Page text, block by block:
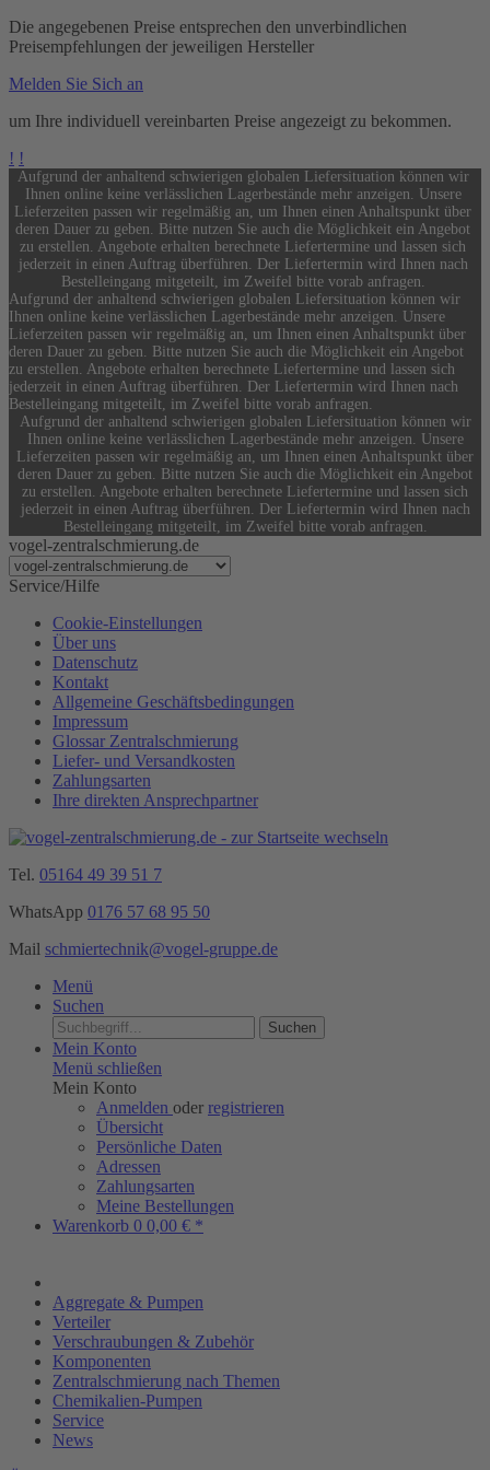
Die angegebenen Preise entsprechen den unverbindlichen
Preisempfehlungen der jeweiligen Hersteller
Melden Sie Sich an
um Ihre individuell vereinbarten Preise angezeigt zu bekommen.
! !
Aufgrund der anhaltend schwierigen globalen Liefersituation können wir
Ihnen online keine verlässlichen Lagerbestände mehr anzeigen. Unsere
Lieferzeiten passen wir regelmäßig an, um Ihnen einen Anhaltspunkt über
deren Dauer zu geben. Bitte nutzen Sie auch die Möglichkeit ein Angebot
zu erstellen. Angebote erhalten berechnete Liefertermine und lassen sich
jederzeit in einen Auftrag überführen. Der Liefertermin wird Ihnen nach
Bestelleingang mitgeteilt, im Zweifel bitte vorab anfragen.
Aufgrund der anhaltend schwierigen globalen Liefersituation können wir
Ihnen online keine verlässlichen Lagerbestände mehr anzeigen. Unsere
Lieferzeiten passen wir regelmäßig an, um Ihnen einen Anhaltspunkt über
deren Dauer zu geben. Bitte nutzen Sie auch die Möglichkeit ein Angebot
zu erstellen. Angebote erhalten berechnete Liefertermine und lassen sich
jederzeit in einen Auftrag überführen. Der Liefertermin wird Ihnen nach
Bestelleingang mitgeteilt, im Zweifel bitte vorab anfragen.
Aufgrund der anhaltend schwierigen globalen Liefersituation können wir
Ihnen online keine verlässlichen Lagerbestände mehr anzeigen. Unsere
Lieferzeiten passen wir regelmäßig an, um Ihnen einen Anhaltspunkt über
deren Dauer zu geben. Bitte nutzen Sie auch die Möglichkeit ein Angebot
zu erstellen. Angebote erhalten berechnete Liefertermine und lassen sich
jederzeit in einen Auftrag überführen. Der Liefertermin wird Ihnen nach
Bestelleingang mitgeteilt, im Zweifel bitte vorab anfragen.
vogel-zentralschmierung.de
Service/Hilfe
Cookie-Einstellungen
Über uns
Datenschutz
Kontakt
Allgemeine Geschäftsbedingungen
Impressum
Glossar Zentralschmierung
Liefer- und Versandkosten
Zahlungsarten
Ihre direkten Ansprechpartner
Tel. 05164 49 39 51 7
WhatsApp 0176 57 68 95 50
Mail schmiertechnik@vogel-gruppe.de
Menü
Suchen
Suchen
Mein Konto
Menü schließen
Mein Konto
Anmelden oder registrieren
Übersicht
Persönliche Daten
Adressen
Zahlungsarten
Meine Bestellungen
Warenkorb 0 0,00 € *
Aggregate & Pumpen
Verteiler
Verschraubungen & Zubehör
Komponenten
Zentralschmierung nach Themen
Chemikalien-Pumpen
Service
News